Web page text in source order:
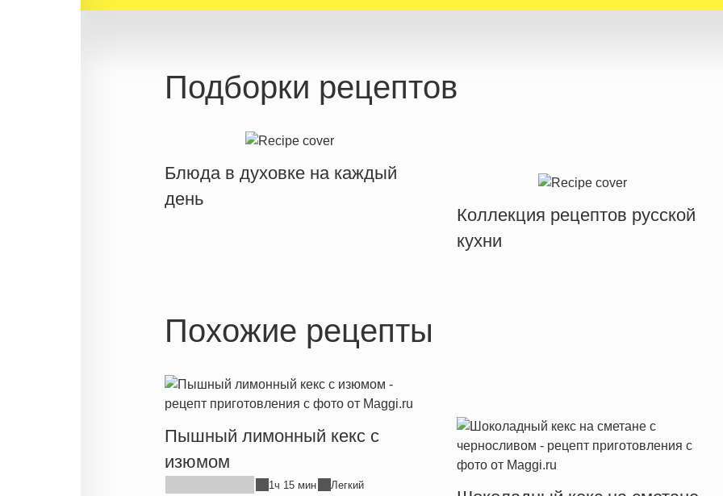
Подборки рецептов
Блюда в духовке на каждый
день
Коллекция рецептов русской
кухни
Похожие рецепты
Пышный лимонный кекс с
изюмом
1ч 15 мин Легкий